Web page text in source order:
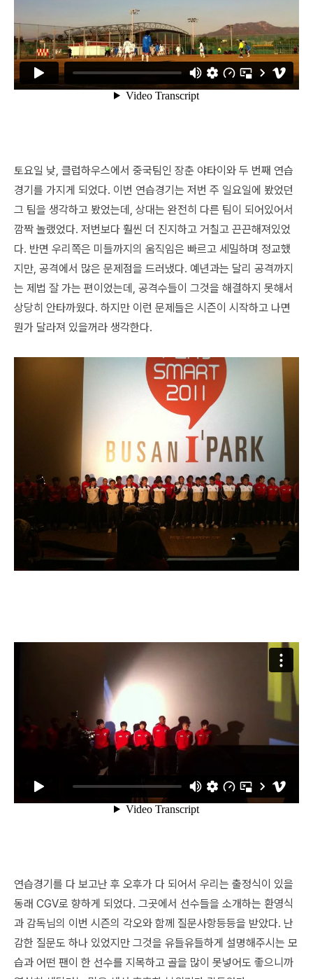
토요일 낮, 클럽하우스에서 중국팀인 장춘 야타이와 두 번째 연습
경기를 가지게 되었다. 이번 연습경기는 저번 주 일요일에 봤었던
그 팀을 생각하고 봤었는데, 상대는 완전히 다른 팀이 되어있어서
깜짝 놀랬었다. 저번보다 훨씬 더 진지하고 거칠고 끈끈해져있었
다. 반면 우리쪽은 미들까지의 움직임은 빠르고 세밀하며 정교했
지만, 공격에서 많은 문제점을 드러냈다. 예년과는 달리 공격까지
는 제법 잘 가는 편이었는데, 공격수들이 그것을 해결하지 못해서
상당히 안타까웠다. 하지만 이런 문제들은 시즌이 시작하고 나면
뭔가 달라져 있을꺼라 생각한다.
연습경기를 다 보고난 후 오후가 다 되어서 우리는 출정식이 있을
동래 CGV로 향하게 되었다. 그곳에서 선수들을 소개하는 환영식
과 감독님의 이번 시즌의 각오와 함께 질문사항등등을 받았다. 난
감한 질문도 하나 있었지만 그것을 유들유들하게 설명해주시는 모
습과 어떤 팬이 한 선수를 지목하고 골을 많이 못넣어도 좋으니까